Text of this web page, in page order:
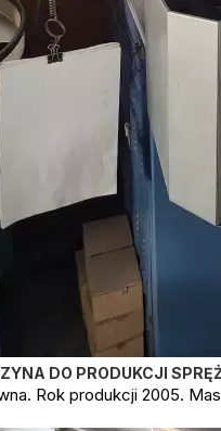
DO PRODUKCJI
Rok produkcji 2005.